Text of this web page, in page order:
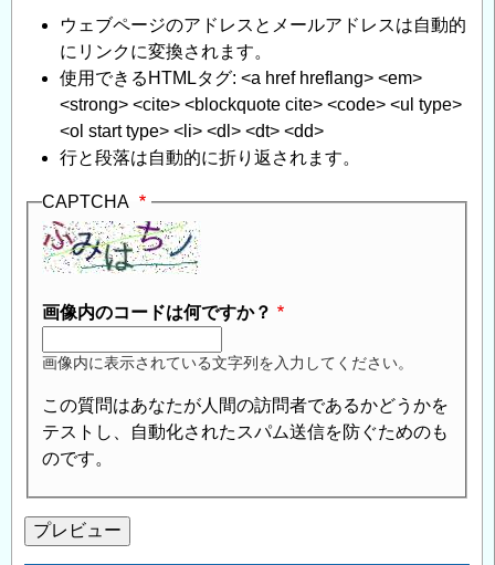
ウェブページのアドレスとメールアドレスは自動的
にリンクに変換されます。
使用できるHTMLタグ: <a href hreflang> <em>
<strong> <cite> <blockquote cite> <code> <ul type>
<ol start type> <li> <dl> <dt> <dd>
行と段落は自動的に折り返されます。
CAPTCHA
画像内のコードは何ですか？
画像内に表示されている文字列を入力してください。
この質問はあなたが人間の訪問者であるかどうかを
テストし、自動化されたスパム送信を防ぐためのも
のです。